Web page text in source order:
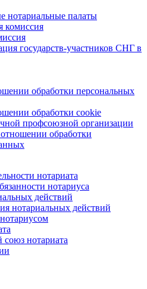
нотариальные палаты
комиссия
государств-участников СНГ в
обработки персональных
обработки cookie
профсоюзной организации
обработки
нотариата
нотариуса
действий
нотариальных действий
нотариата